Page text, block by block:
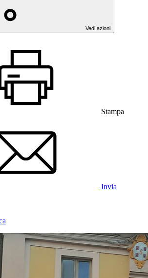
Vedi azioni
Stampa
Invia